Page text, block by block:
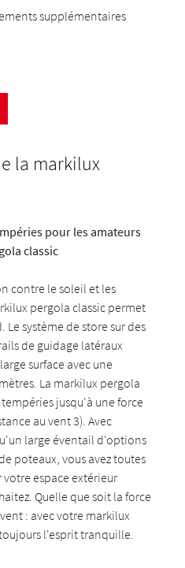
supplémentaires
la markilux
pour les amateurs
classic
contre le soleil et les
pergola classic permet
Le système de store sur des
de guidage latéraux
surface avec une
La markilux pergola
jusqu'à une force
au vent 3). Avec
large éventail d'options
poteaux, vous avez toutes
espace extérieur
Quelle que soit la force
: avec votre markilux
l'esprit tranquille.